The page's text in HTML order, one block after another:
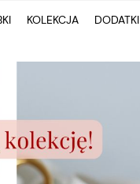
KOLEKCJA DODATKI